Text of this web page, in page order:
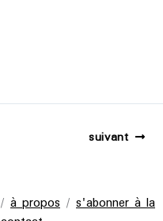
suivant
/ à propos / s'abonner à la